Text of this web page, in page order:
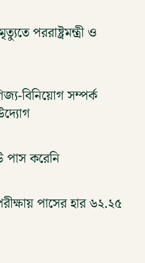
পররাষ্ট্রমন্ত্রী ও
বিনিয়োগ সম্পর্ক
পাস করেনি
পাসের হার ৬২.২৫